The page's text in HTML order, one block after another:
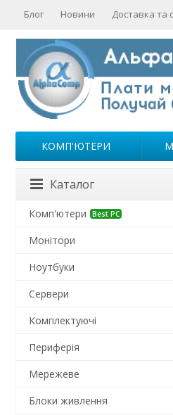
Блог Новини Доставка та
КОМП'ЮТЕРИ
Каталог
Комп'ютери Best PC
Монітори
Ноутбуки
Сервери
Комплектуючі
Периферія
Мережеве
Блоки живлення